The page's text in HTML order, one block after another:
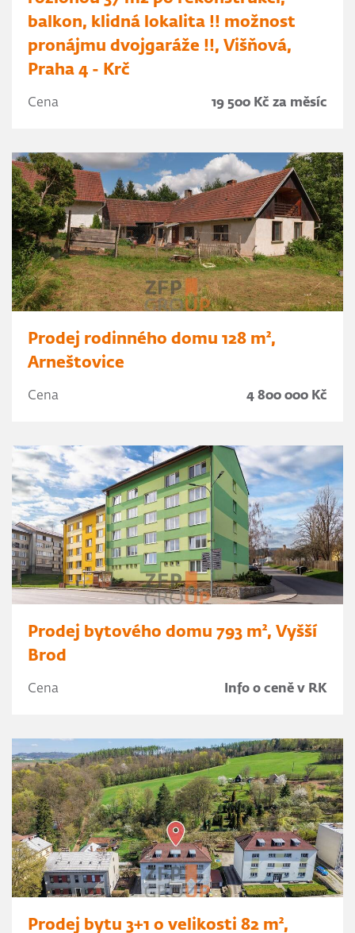
balkon, klidná lokalita !! možnost
pronájmu dvojgaráže !!, Višňová,
Praha 4 - Krč
Cena 19 500 Kč za měsíc
Prodej rodinného domu 128 m²,
Arneštovice
Cena 4 800 000 Kč
Prodej bytového domu 793 m², Vyšší
Brod
Cena Info o ceně v RK
Prodej bytu 3+1 o velikosti 82 m²,